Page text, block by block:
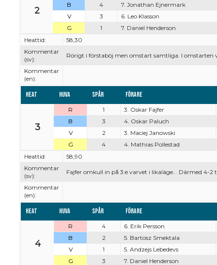
2
B
4
7. Jonathan Ejnermark
V
3
6. Leo Klasson
G
1
7. Daniel Henderson
Heattid:
58,30
Kommentar
(sv):
Rörigt i förstaböj men omstart samtliga. I omstarten
Kommentar
(en):
Heat Huva Spår Förare
3
R 1
3. Oskar Fajfer
B
3
4. Oskar Paluch
V
2
3. Maciej Janowski
G
4
4. Mathias Pollestad
Heattid:
58,90
Kommentar
(sv):
Fajfer omkull in på 3:e varvet i likaläge... Därmed 4-2
Kommentar
(en):
Heat Huva Spår Förare
4
R 4
6. Erik Persson
B
2
5. Bartosz Smektala
V
1
5. Andzejs Lebedevs
G
3
7. Daniel Henderson